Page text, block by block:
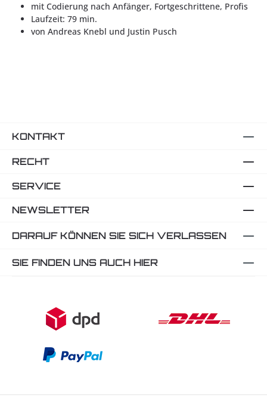
mit Codierung nach Anfänger, Fortgeschrittene, Profis
Laufzeit: 79 min.
von Andreas Knebl und Justin Pusch
KONTAKT
RECHT
SERVICE
NEWSLETTER
DARAUF KÖNNEN SIE SICH VERLASSEN
SIE FINDEN UNS AUCH HIER